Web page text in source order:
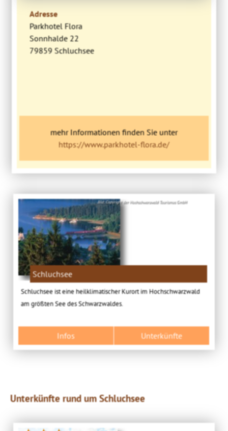
Adresse
Parkhotel Flora
Sonnhalde 22
79859 Schluchsee
mehr Informationen finden Sie unter
https://www.parkhotel-flora.de/
Bild: Copyright der Hochschwarzwald Tourismus GmbH
Schluchsee
Schluchsee ist eine heilklimatischer Kurort im Hochschwarzwald
am größten See des Schwarzwaldes.
Infos Unterkünfte
Unterkünfte rund um Schluchsee